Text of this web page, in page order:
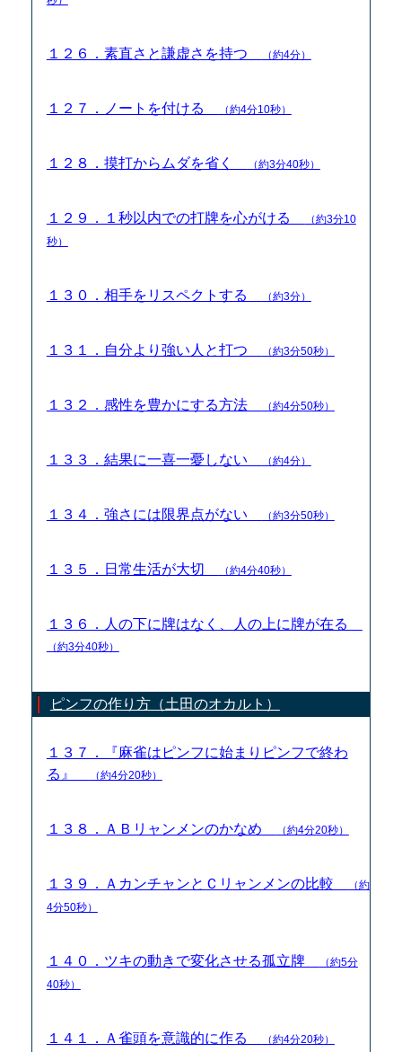
１２６．素直さと謙虚さを持つ （約4分）
１２７．ノートを付ける （約4分10秒）
１２８．摸打からムダを省く （約3分40秒）
１２９．１秒以内での打牌を心がける
（約3分10
秒）
１３０．相手をリスペクトする （約3分）
１３１．自分より強い人と打つ （約3分50秒）
１３２．感性を豊かにする方法 （約4分50秒）
１３３．結果に一喜一憂しない （約4分）
１３４．強さには限界点がない （約3分50秒）
１３５．日常生活が大切 （約4分40秒）
１３６．人の下に牌はなく、人の上に牌が在る
（約3分40秒）
ピンフの作り方（土田のオカルト）
１３７．『麻雀はピンフに始まりピンフで終わ
る』
（約4分20秒）
１３８．ＡＢリャンメンのかなめ （約4分20秒）
１３９．ＡカンチャンとＣリャンメンの比較
（約
4分50秒）
１４０．ツキの動きで変化させる孤立牌
（約5分
40秒）
１４１．Ａ雀頭を意識的に作る （約4分20秒）